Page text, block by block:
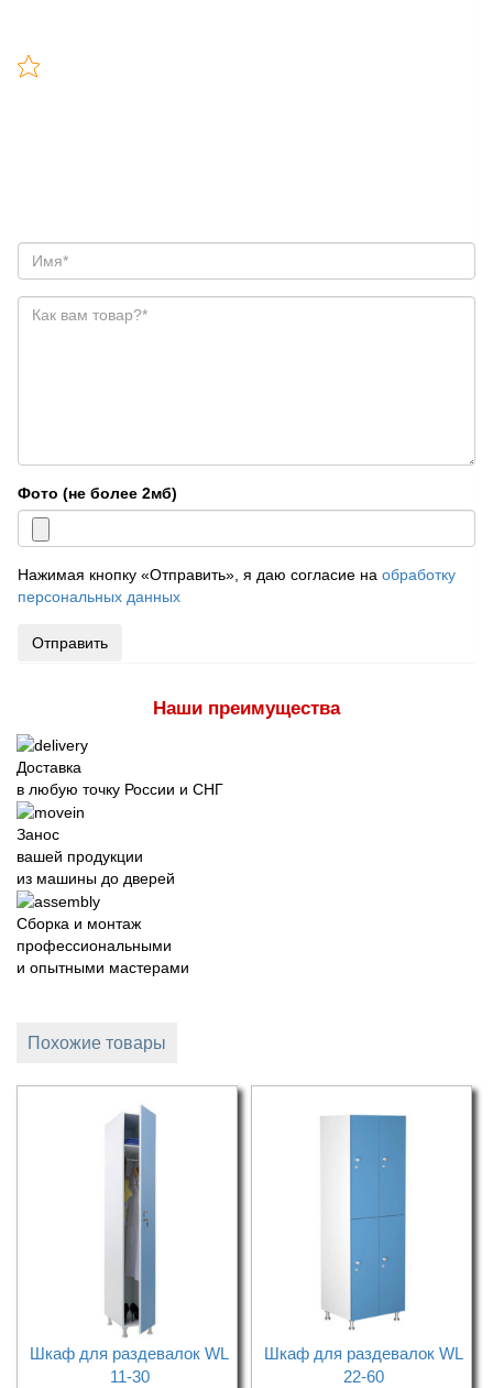
Фото (не более 2мб)
Нажимая кнопку «Отправить», я даю согласие на обработку
персональных данных
Отправить
Наши преимущества
Доставка
в любую точку России и СНГ
Занос
вашей продукции
из машины до дверей
Сборка и монтаж
профессиональными
и опытными мастерами
Похожие товары
Шкаф для раздевалок WL
11-30
Шкаф для раздевалок WL
22-60